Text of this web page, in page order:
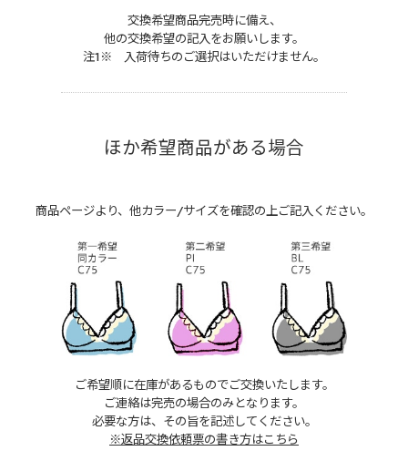
交換希望商品完売時に備え、
他の交換希望の記入をお願いします。
注1※ 入荷待ちのご選択はいただけません。
ほか希望商品がある場合
商品ページより、他カラー/サイズを確認の上ご記入ください。
ご希望順に在庫があるものでご交換いたします。
ご連絡は完売の場合のみとなります。
必要な方は、その旨を記述してください。
※返品交換依頼票の書き方はこちら